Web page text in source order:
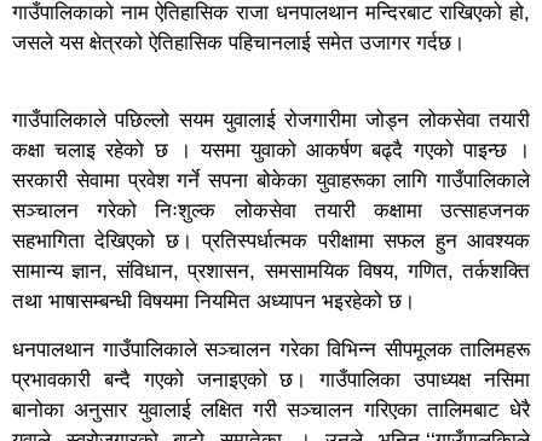
गाउँपालिकाको नाम ऐतिहासिक राजा धनपालथान मन्दिरबाट राखिएको हो,
जसले यस क्षेत्रको ऐतिहासिक पहिचानलाई समेत उजागर गर्दछ।
गाउँपालिकाले पछिल्लो सयम युवालाई रोजगारीमा जोड्न लोकसेवा तयारी
कक्षा चलाइ रहेको छ । यसमा युवाको आकर्षण बढ्दै गएको पाइन्छ ।
सरकारी सेवामा प्रवेश गर्ने सपना बोकेका युवाहरूका लागि गाउँपालिकाले
सञ्चालन गरेको निःशुल्क लोकसेवा तयारी कक्षामा उत्साहजनक
सहभागिता देखिएको छ। प्रतिस्पर्धात्मक परीक्षामा सफल हुन आवश्यक
सामान्य ज्ञान, संविधान, प्रशासन, समसामयिक विषय, गणित, तर्कशक्ति
तथा भाषासम्बन्धी विषयमा नियमित अध्यापन भइरहेको छ।
धनपालथान गाउँपालिकाले सञ्चालन गरेका विभिन्न सीपमूलक तालिमहरू
प्रभावकारी बन्दै गएको जनाइएको छ। गाउँपालिका उपाध्यक्ष नसिमा
बानोका अनुसार युवालाई लक्षित गरी सञ्चालन गरिएका तालिमबाट धेरै